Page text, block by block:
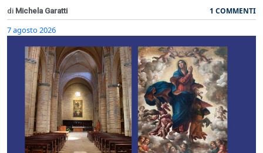
di Michela Garatti 1 COMMENTI
7 agosto 2026